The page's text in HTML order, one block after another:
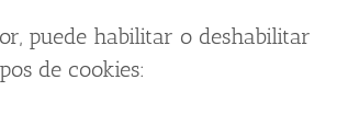
puede habilitar o deshabilitar
de cookies: